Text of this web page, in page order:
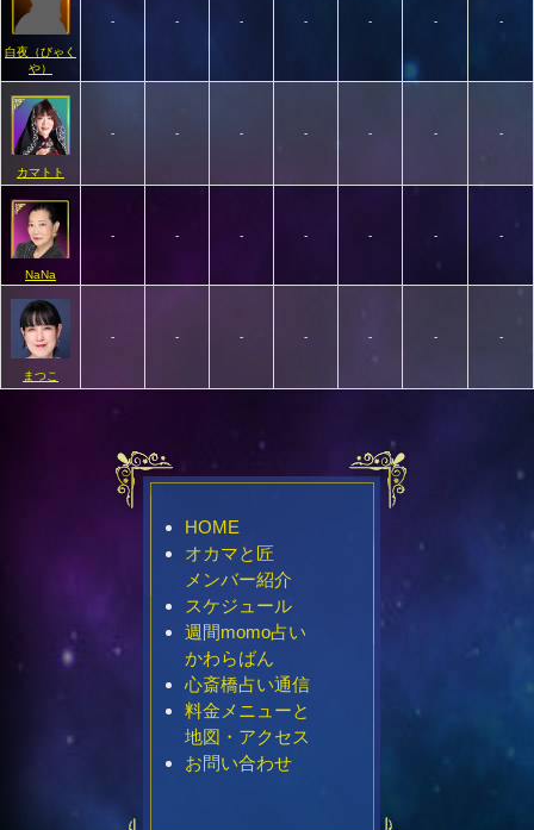
白夜（びゃく
や）
- - - - - - -
カマトト
- - - - - - -
NaNa
- - - - - - -
まつこ
- - - - - - -
HOME
オカマと匠
メンバー紹介
スケジュール
週間momo占い
かわらばん
心斎橋占い通信
料金メニューと
地図・アクセス
お問い合わせ